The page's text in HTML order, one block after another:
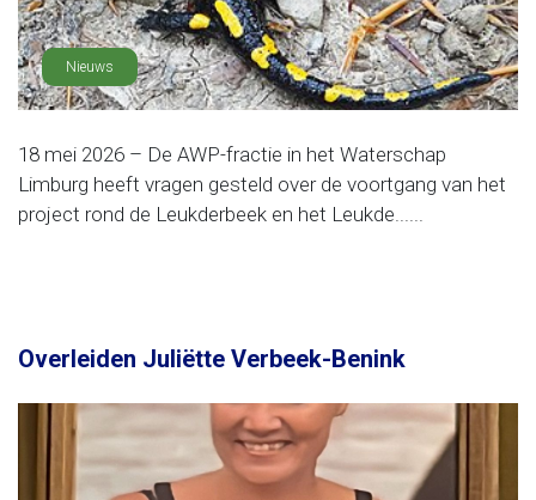
Nieuws
18 mei 2026 – De AWP-fractie in het Waterschap
Limburg heeft vragen gesteld over de voortgang van het
project rond de Leukderbeek en het Leukde......
Overleiden Juliëtte Verbeek-Benink